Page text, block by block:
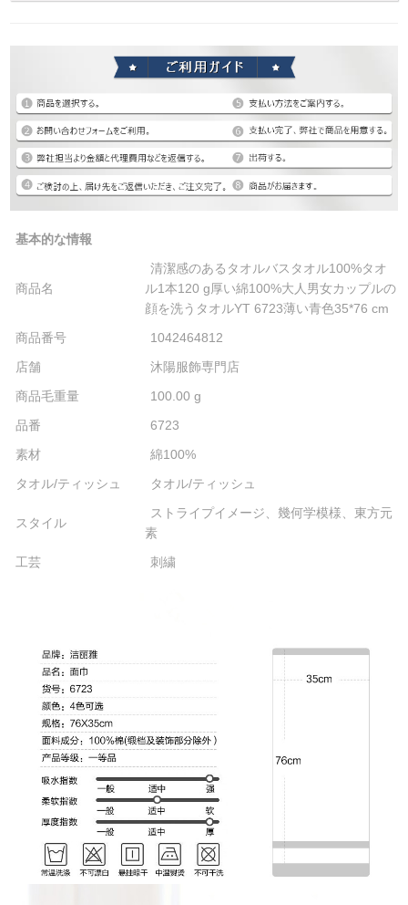
基本的な情報
商品名
清潔感のあるタオルバスタオル100%タオ
ル1本120 g厚い綿100%大人男女カップルの
顔を洗うタオルYT 6723薄い青色35*76 cm
商品番号
1042464812
店舗
沐陽服飾専門店
商品毛重量
100.00 g
品番
6723
素材
綿100%
タオル/ティッシュ
タオル/ティッシュ
スタイル
ストライプイメージ、幾何学模様、東方元
素
工芸
刺繍